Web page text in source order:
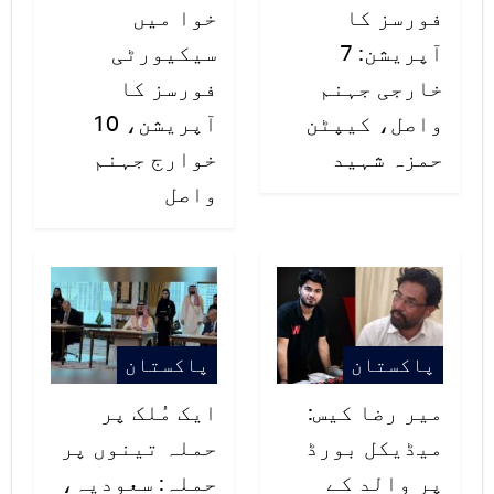
فورسز کا
آپریشن: 7
خارجی جہنم
واصل، کیپٹن
حمزہ شہید
خوا میں
سیکیورٹی
فورسز کا
آپریشن، 10
خوارج جہنم
واصل
پاکستان
میر رضا کیس:
میڈیکل بورڈ
پر والد کے
پاکستان
ایک مُلک پر
حملہ تینوں پر
حملہ: سعودیہ،